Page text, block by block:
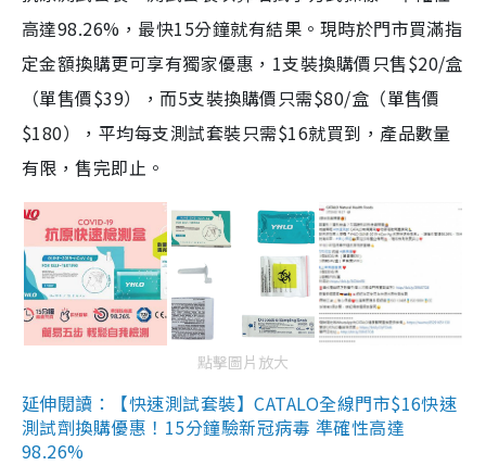
高達98.26%，最快15分鐘就有結果。現時於門市買滿指
定金額換購更可享有獨家優惠，1支裝換購價只售$20/盒
（單售價$39），而5支裝換購價只需$80/盒（單售價
$180），平均每支測試套裝只需$16就買到，產品數量
有限，售完即止。
點擊圖片放大
延伸閱讀：【快速測試套裝】CATALO全線門市$16快速
測試劑換購優惠！15分鐘驗新冠病毒 準確性高達
98.26%